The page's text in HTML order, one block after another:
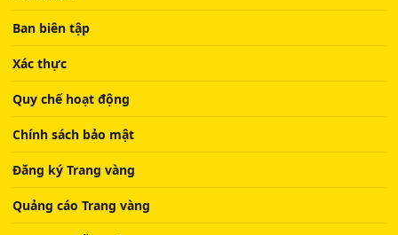
Ban biên tập
Xác thực
Quy chế hoạt động
Chính sách bảo mật
Đăng ký Trang vàng
Quảng cáo Trang vàng